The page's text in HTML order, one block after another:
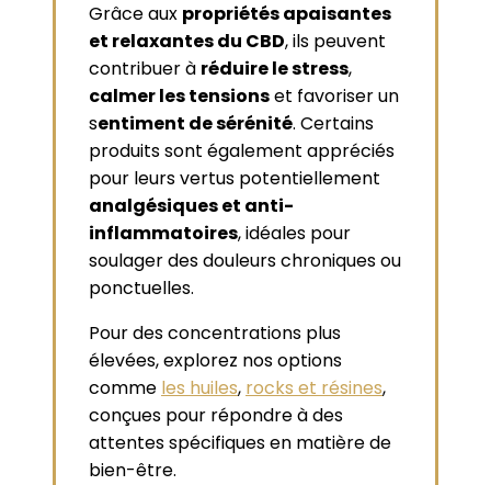
Grâce aux propriétés apaisantes
et relaxantes du CBD, ils peuvent
contribuer à réduire le stress,
calmer les tensionset favoriser un
sentiment de sérénité. Certains
produits sont également appréciés
pour leurs vertus potentiellement
analgésiques et anti-
inflammatoires, idéales pour
soulager des douleurs chroniques ou
ponctuelles.
Pour des concentrations plus
élevées, explorez nos options
comme les huiles, rocks et résines,
conçues pour répondre à des
attentes spécifiques en matière de
bien-être.